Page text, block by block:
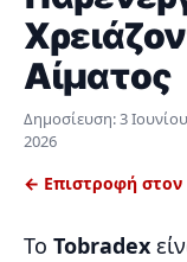
Αίματος
Δημοσίευση:3
2026
← Επιστροφή στον
Το Tobradex